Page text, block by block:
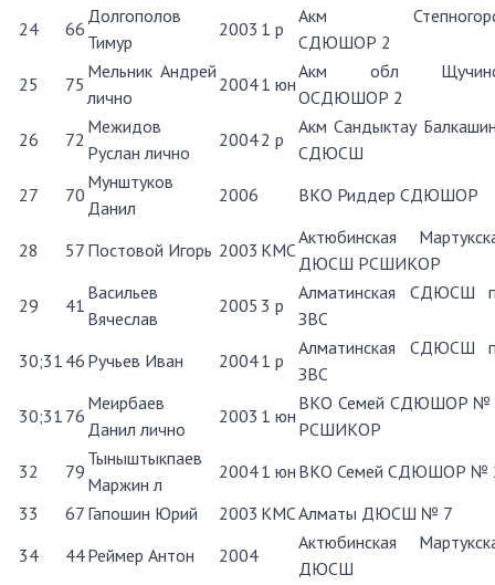
24
66
Долгополов
Тимур
2003 1 р
Акм
СДЮШОР 2
25
75
Мельник Андрей
лично
20041 юн
Акм обл
ОСДЮШОР 2
26
72
Межидов
Руслан лично
20042 р
Акм Сандыктау
СДЮСШ
27
70
Мунштуков
Данил
2006 ВКО Риддер СДЮШОР
28 57 Постовой Игорь 2003 КМС
Актюбинская
ДЮСШ РСШИКОР
29
41
Васильев
Вячеслав
2005 3 р
Алматинская СДЮСШ
ЗВС
30;31 46 Ручьев Иван 20041 р
Алматинская СДЮСШ
ЗВС
30;31 76
Меирбаев
Данил лично
2003 1 юн
ВКО Семей СДЮШОР №
РСШИКОР
32
79
Тыныштыкпаев
Маржин л
20041 юн ВКО Семей СДЮШОР №
33
67 Гапошин Юрий 2003 КМСАлматы ДЮСШ № 7
34
44Реймер Антон 2004
Актюбинская
ДЮСШ